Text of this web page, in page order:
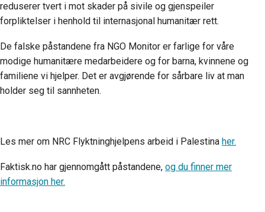
reduserer tvert i mot skader på sivile og gjenspeiler
forpliktelser i henhold til internasjonal humanitær rett.
De falske påstandene fra NGO Monitor er farlige for våre
modige humanitære medarbeidere og for barna, kvinnene og
familiene vi hjelper. Det er avgjørende for sårbare liv at man
holder seg til sannheten.
Les mer om NRC Flyktninghjelpens arbeid i Palestina her.
Faktisk.no har gjennomgått påstandene, og du finner mer
informasjon her.